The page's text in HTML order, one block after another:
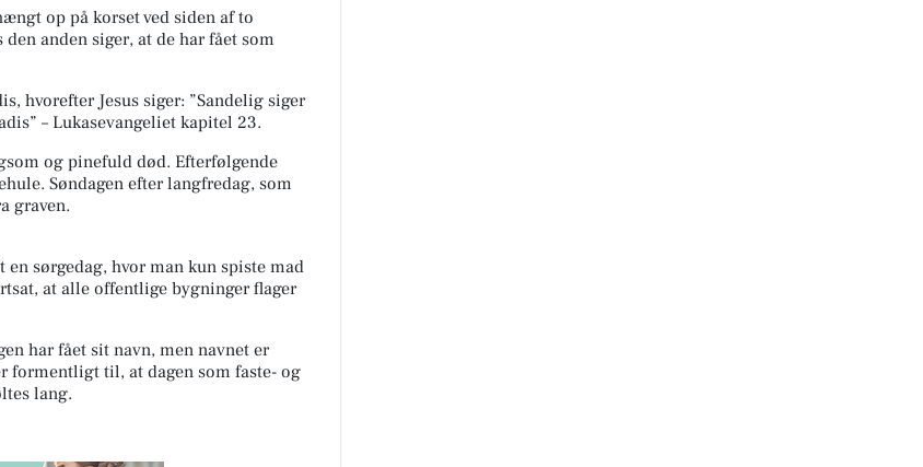
op på korset ved siden af to
anden siger, at de har fået som
hvorefter Jesus siger: ”Sandelig siger
– Lukasevangeliet kapitel 23.
og pinefuld død. Efterfølgende
Søndagen efter langfredag, som
graven.
sørgedag, hvor man kun spiste mad
at alle offentlige bygninger flager
har fået sit navn, men navnet er
formentligt til, at dagen som faste- og
lang.